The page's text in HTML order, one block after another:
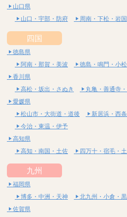
山口県
山口・宇部・防府
周南・下松・岩国
四国
徳島県
阿南・那賀・美波
徳島・鳴門・小
香川県
高松・坂出・さぬき
丸亀・善通寺
愛媛県
松山市・大街道・道後
新居浜・西
今治・東温・伊予
高知県
高知・南国・土佐
四万十・宿毛・
九州
福岡県
博多・中洲・天神
北九州・小倉・
佐賀県